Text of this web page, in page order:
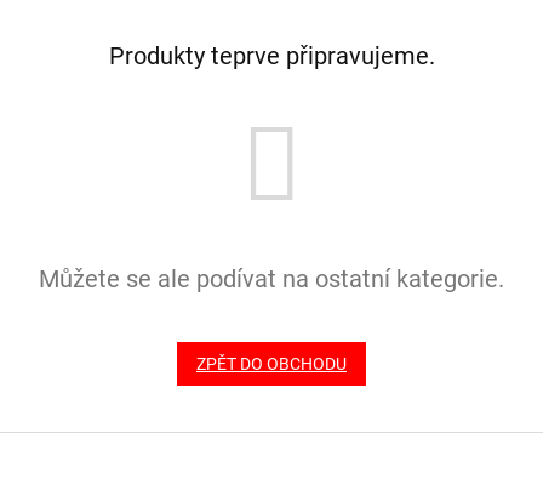
Produkty teprve připravujeme.
Můžete se ale podívat na ostatní kategorie.
ZPĚT DO OBCHODU